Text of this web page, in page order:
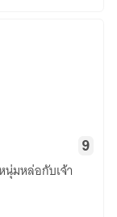
9
นุ่มหล่อกับเจ้า